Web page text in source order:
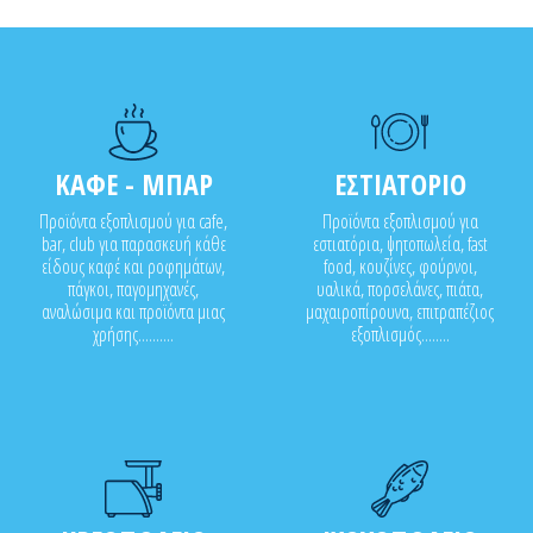
ΚΑΦΕ - ΜΠΑΡ
Προϊόντα εξοπλισμού για cafe,
bar, club για παρασκευή κάθε
είδους καφέ και ροφημάτων,
πάγκοι, παγομηχανές,
αναλώσιμα και προϊόντα μιας
χρήσης..........
ΕΣΤΙΑΤΟΡΙΟ
Προϊόντα εξοπλισμού για
εστιατόρια, ψητοπωλεία, fast
food, κουζίνες, φούρνοι,
υαλικά, πορσελάνες, πιάτα,
μαχαιροπίρουνα, επιτραπέζιος
εξοπλισμός........